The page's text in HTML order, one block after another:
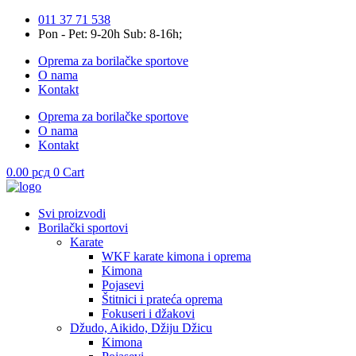
Skip
011 37 71 538
Pon - Pet: 9-20h Sub: 8-16h;
Oprema za borilačke sportove
O nama
Kontakt
Oprema za borilačke sportove
O nama
Kontakt
0.00 рсд 0 Cart
Svi proizvodi
Borilački sportovi
Karate
WKF karate kimona i oprema
Kimona
Pojasevi
Štitnici i prateća oprema
Fokuseri i džakovi
Džudo, Aikido, Džiju Džicu
Kimona